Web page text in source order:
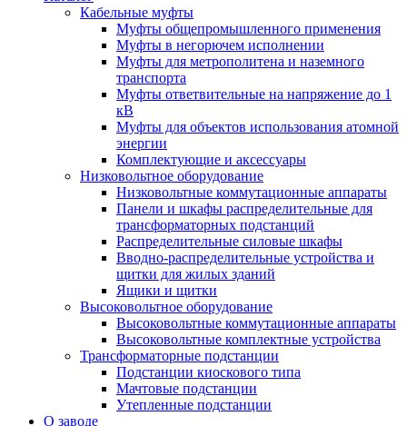
Кабельные муфты
Муфты общепромышленного применения
Муфты в негорючем исполнении
Муфты для метрополитена и наземного
транспорта
Муфты ответвительные на напряжение до 1
кВ
Муфты для объектов использования атомной
энергии
Комплектующие и аксессуары
Низковольтное оборудование
Низковольтные коммутационные аппараты
Панели и шкафы распределительные для
трансформаторных подстанций
Распределительные силовые шкафы
Вводно-распределительные устройства и
щитки для жилых зданий
Ящики и щитки
Высоковольтное оборудование
Высоковольтные коммутационные аппараты
Высоковольтные комплектные устройства
Трансформаторные подстанции
Подстанции киоскового типа
Мачтовые подстанции
Утепленные подстанции
О заводе